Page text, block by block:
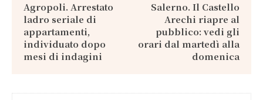
Agropoli. Arrestato
ladro seriale di
appartamenti,
individuato dopo
mesi di indagini
Salerno. Il Castello
Arechi riapre al
pubblico: vedi gli
orari dal martedì alla
domenica